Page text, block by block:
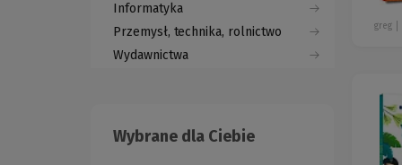
Informatyka
Przemysł, technika, rolnictwo
Wydawnictwa
Wybrane dla Ciebie
greg